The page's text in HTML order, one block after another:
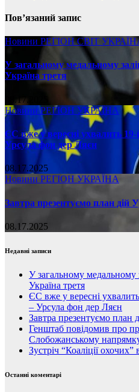
Пов’язаний запис
Новини РЕГІОНСВІТ
У загальному медальному
Україна третя
08.17.2025
НовиниРЕГІОН УКРАЇНА
ЄС вже у вересні ухвалить
Урсула фон дер Ляєн
08.17.2025
Новини РЕГІОН УКРАЇНА
Завтра презентуємо план дій
08.17.2025
Недавні записи
У загальному медальному
Україна третя
ЄС вже у вересні
– Урсула фон дер Ляєн
Завтра презентуємо план
Генштаб повідомив про
Слобожанському
Зустріч “Коаліції охочих”
Останні коментарі